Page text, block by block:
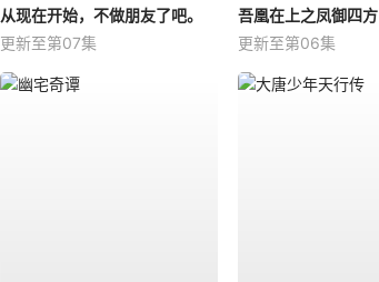
从现在开始，不做朋友了吧。
更新至第07集
吾凰在上之凤御四方
更新至第06集